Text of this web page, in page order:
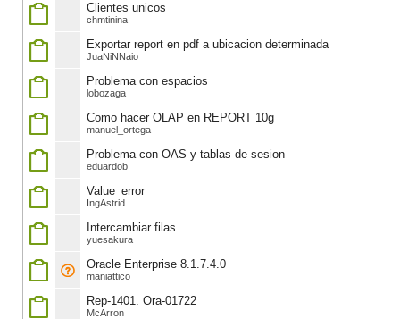
Clientes unicos
chmtinina
Exportar report en pdf a ubicacion determinada
JuaNiNNaio
Problema con espacios
lobozaga
Como hacer OLAP en REPORT 10g
manuel_ortega
Problema con OAS y tablas de sesion
eduardob
Value_error
IngAstrid
Intercambiar filas
yuesakura
Oracle Enterprise 8.1.7.4.0
maniattico
Rep-1401. Ora-01722
McArron